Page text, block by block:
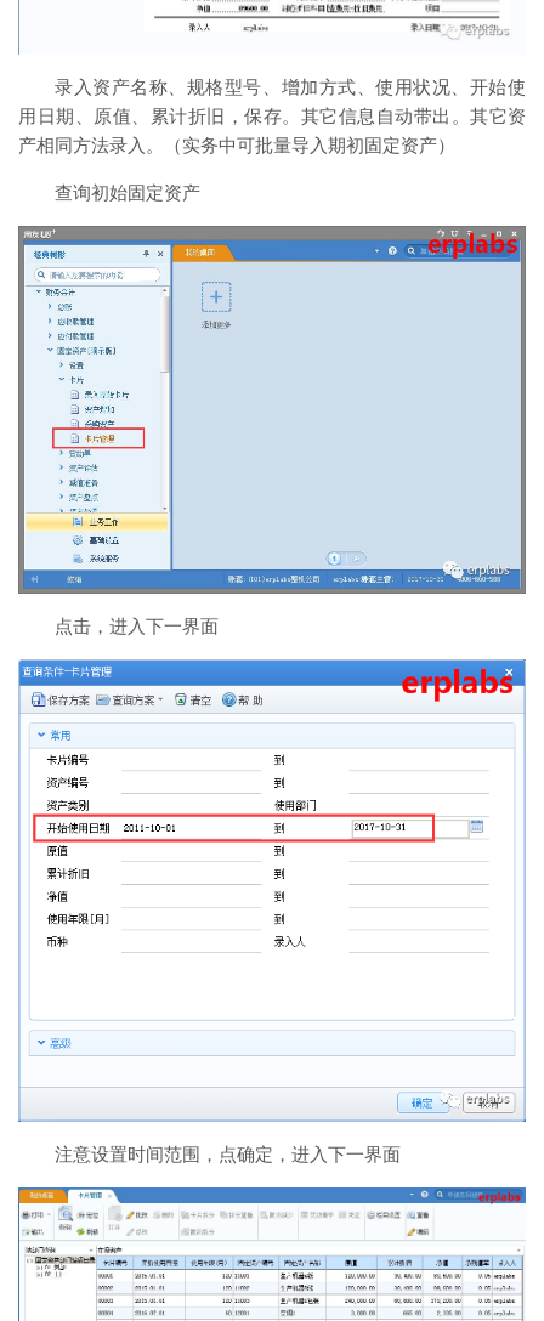
录入资产名称、规格型号、增加方式、使用状况、开始使
用日期、原值、累计折旧，保存。其它信息自动带出。其它资
产相同方法录入。（实务中可批量导入期初固定资产）
查询初始固定资产
点击，进入下一界面
注意设置时间范围，点确定，进入下一界面